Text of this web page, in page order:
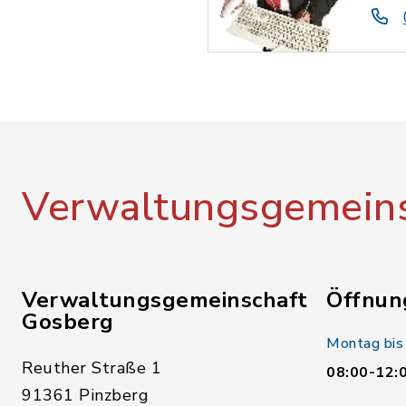
Verwaltungsgemeinschaft
Gosberg
Reuther Straße 1
91361 Pinzberg
Montag
08:00-